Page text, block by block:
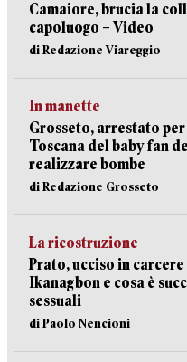
Camaiore, brucia la
capoluogo – Video
di Redazione Viareggio
In manette
Grosseto, arrestato
Toscana del baby fan
realizzare bombe
di Redazione Grosseto
La ricostruzione
Prato, ucciso in carcere
Ikanagbon e cosa è
sessuali
di Paolo Nencioni